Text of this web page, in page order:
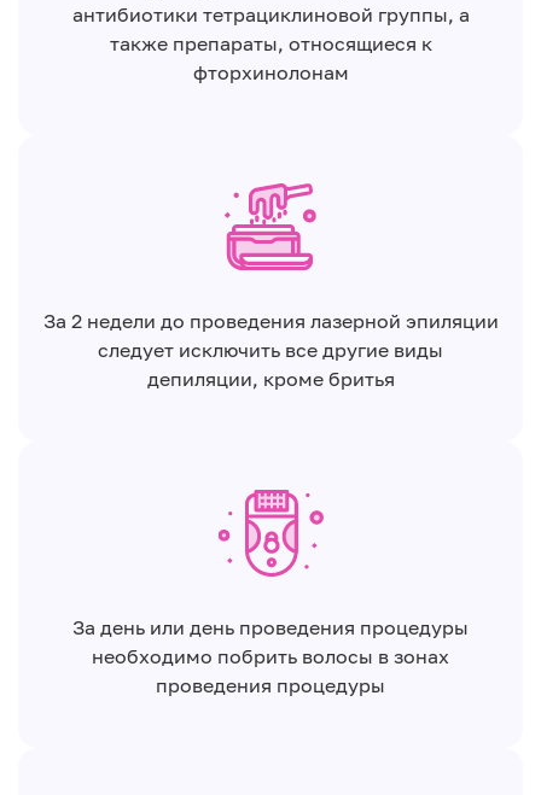
антибиотики тетрациклиновой группы, а
также препараты, относящиеся к
фторхинолонам
За 2 недели до проведения лазерной эпиляции
следует исключить все другие виды
депиляции, кроме бритья
За день или день проведения процедуры
необходимо побрить волосы в зонах
проведения процедуры